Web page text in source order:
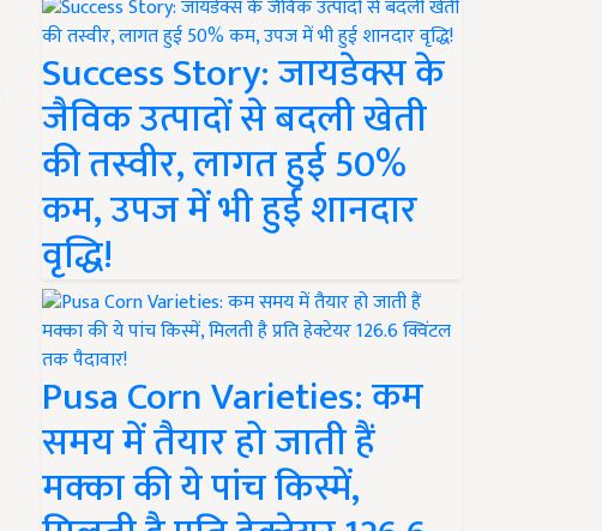
Success Story: जायडेक्स के
जैविक उत्पादों से बदली खेती
की तस्वीर, लागत हुई 50%
कम, उपज में भी हुई शानदार
वृद्धि!
Pusa Corn Varieties: कम
समय में तैयार हो जाती हैं
मक्का की ये पांच किस्में,